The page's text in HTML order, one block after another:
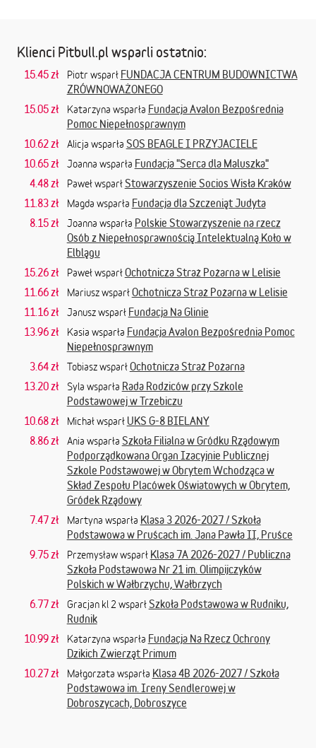
Klienci Pitbull.pl wsparli ostatnio:
15.45 zł Piotr wsparł FUNDACJA CENTRUM BUDOWNICTWA
ZRÓWNOWAŻONEGO
15.05 zł
Katarzyna wsparła Fundacja Avalon Bezpośrednia
Pomoc Niepełnosprawnym
10.62 zł
Alicja wsparła SOS BEAGLE I PRZYJACIELE
10.65 zł
Joanna wsparła Fundacja "Serca dla Maluszka"
4.48 zł
Paweł wsparł Stowarzyszenie Socios Wisła Kraków
11.83 zł
Magda wsparła Fundacja dla Szczeniąt Judyta
8.15 zł
Joanna wsparła Polskie Stowarzyszenie na rzecz
Osób z Niepełnosprawnością Intelektualną Koło w
Elblągu
15.26 zł
Paweł wsparłOchotnicza Straż Pożarna w Lelisie
11.66 zł
Mariusz wsparłOchotnicza Straż Pożarna w Lelisie
11.16 zł
Janusz wsparł Fundacja Na Glinie
13.96 zł
Kasia wsparła Fundacja Avalon Bezpośrednia Pomoc
Niepełnosprawnym
3.64 zł
Tobiasz wsparłOchotnicza Straż Pożarna
13.20 zł
Syla wsparła Rada Rodziców przy Szkole
Podstawowej w Trzebiczu
10.68 zł
Michał wsparł UKS G-8 BIELANY
8.86 zł
Ania wsparła Szkoła Filialna w Gródku Rządowym
Podporządkowana Organ Izacyjnie Publicznej
Szkole Podstawowej w Obrytem Wchodząca w
Skład Zespołu Placówek Oświatowych w Obrytem,
Gródek Rządowy
7.47 zł
Martyna wsparła Klasa 3 2026-2027 / Szkoła
Podstawowa w Pruścach im. Jana Pawła II, Pruśce
9.75 zł
Przemysław wsparł Klasa 7A 2026-2027 / Publiczna
Szkoła Podstawowa Nr 21 im. Olimpijczyków
Polskich w Wałbrzychu, Wałbrzych
6.77 zł
Gracjan kl 2 wsparł Szkoła Podstawowa w Rudniku,
Rudnik
10.99 zł
Katarzyna wsparła Fundacja Na Rzecz Ochrony
Dzikich Zwierząt Primum
10.27 zł
Małgorzata wsparła Klasa 4B 2026-2027 / Szkoła
Podstawowa im. Ireny Sendlerowej w
Dobroszycach, Dobroszyce